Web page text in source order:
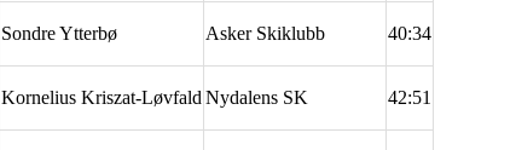
Sondre Ytterbø Asker Skiklubb 40:34
Kornelius Kriszat-Løvfald Nydalens SK 42:51